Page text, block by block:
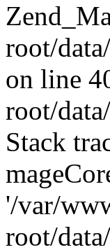
root/
on line
root/
Stack
'/var/
root/